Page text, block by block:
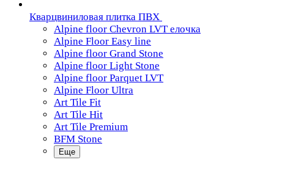
Кварцвиниловая плитка ПВХ
Alpine floor Chevron LVT елочка
Alpine Floor Easy line
Alpine floor Grand Stone
Alpine floor Light Stone
Alpine floor Parquet LVT
Alpine Floor Ultra
Art Tile Fit
Art Tile Hit
Art Tile Premium
BFM Stone
Еще